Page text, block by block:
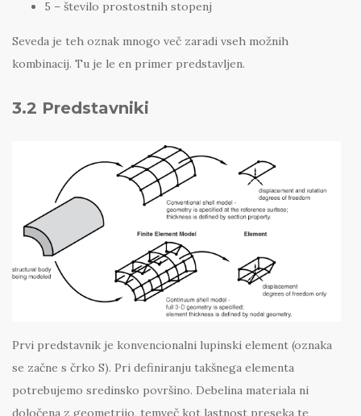
5 – število prostostnih stopenj
Seveda je teh oznak mnogo več zaradi vseh možnih
kombinacij. Tu je le en primer predstavljen.
3.2 Predstavniki
Prvi predstavnik je konvencionalni lupinski element (oznaka
se začne s črko S). Pri definiranju takšnega elementa
potrebujemo sredinsko površino. Debelina materiala ni
določena z geometrijo, temveč kot lastnost preseka te